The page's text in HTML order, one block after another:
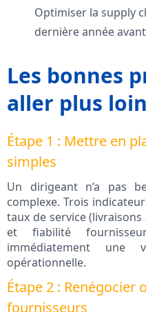
Optimiser la supply
dernière année
Les bonnes
aller plus loin
Étape 1 : Mettre en
simples
Un dirigeant n’a pas
complexe. Trois
taux de service
et fiabilité
immédiatement
opérationnelle.
Étape 2 : Renégocier
fournisseurs